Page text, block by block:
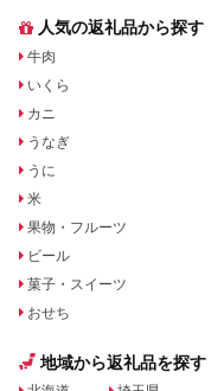
人気の返礼品から探す
牛肉
いくら
カニ
うなぎ
うに
米
果物・フルーツ
ビール
菓子・スイーツ
おせち
地域から返礼品を探す